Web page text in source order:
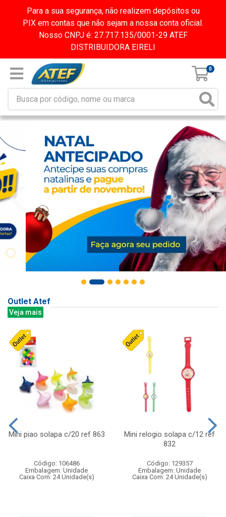
Para a sua segurança, não realizem depósitos ou
PIX em contas que não sejam a nossa conta oficial.
Nosso CNPJ é: 27.717.135/0001-29 ATEF
DISTRIBUIDORA EIRELI
0
Outlet Atef
Veja mais
Mini piao solapa c/20 ref 863
Código: 106486
Embalagem: Unidade
Caixa Com: 24 Unidade(s)
Mini relogio solapa c/12 ref
832
Código: 129357
Embalagem: Unidade
Caixa Com: 24 Unidade(s)